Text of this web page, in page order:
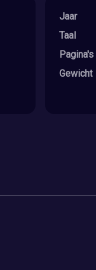
Jaar
Taal
Pagina's
Gewicht